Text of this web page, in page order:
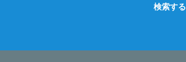
検索する